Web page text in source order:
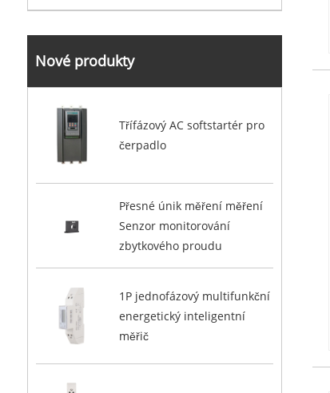
Nové produkty
Třífázový AC softstartér pro
čerpadlo
Přesné únik měření měření
Senzor monitorování
zbytkového proudu
1P jednofázový multifunkční
energetický inteligentní
měřič